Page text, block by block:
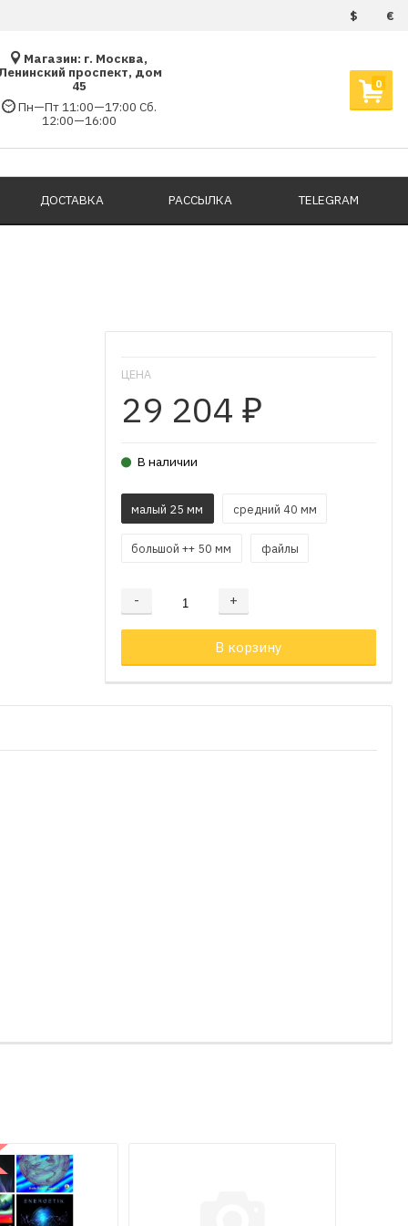
$ €
Магазин: г. Москва,
проспект, дом
45
Пн—Пт 11:00—17:00 Сб.
12:00—16:00
0
ДОСТАВКА РАССЫЛКА TELEGRAM
ЦЕНА
29 204 ₽
В наличии
малый 25 мм средний 40 мм
большой ++ 50 мм файлы
- +
Добавляется...
В корзину
Добавлен